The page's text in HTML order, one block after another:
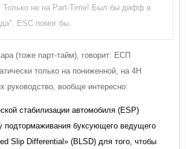
не на Part-Time! Был бы дифф в
ESC помог бы.
(тоже парт-тайм), говорит: ЕСП
только на пониженной, на 4Н
руководство, вообще интересно:
стабилизации автомобиля (ESP)
подтормаживания буксующего ведущего
Slip Differential» (BLSD) для того, чтобы